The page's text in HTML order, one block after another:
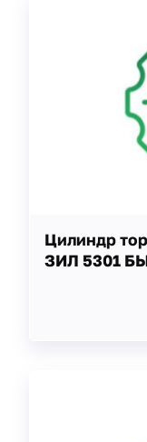
Цилиндр
ЗИЛ 5301